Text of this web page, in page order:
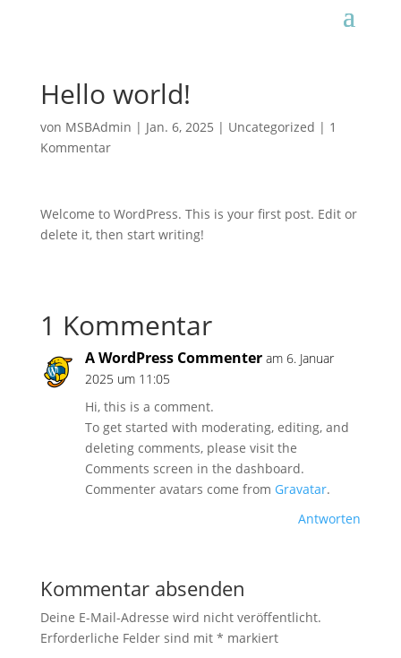
Hello world!
von MSBAdmin | Jan. 6, 2025 | Uncategorized | 1
Kommentar
Welcome to WordPress. This is your first post. Edit or
delete it, then start writing!
1 Kommentar
A WordPress Commenter am 6. Januar
2025 um 11:05
Hi, this is a comment.
To get started with moderating, editing, and
deleting comments, please visit the
Comments screen in the dashboard.
Commenter avatars come from Gravatar.
Antworten
Kommentar absenden
Deine E-Mail-Adresse wird nicht veröffentlicht.
Erforderliche Felder sind mit * markiert